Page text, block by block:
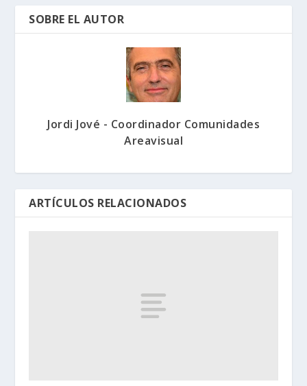
SOBRE EL AUTOR
Jordi Jové - Coordinador Comunidades
Areavisual
ARTÍCULOS RELACIONADOS